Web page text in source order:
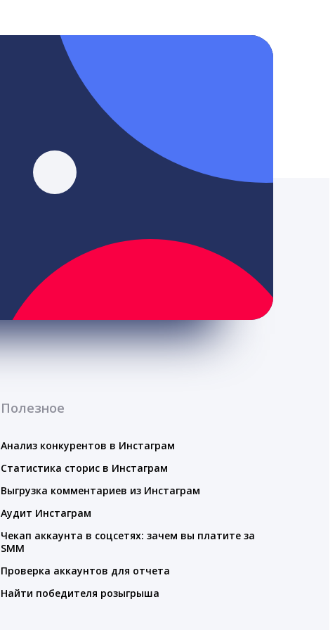
Полезное
Анализ конкурентов в Инстаграм
Статистика сторис в Инстаграм
Выгрузка комментариев из Инстаграм
Аудит Инстаграм
Чекап аккаунта в соцсетях: зачем вы платите за
SMM
Проверка аккаунтов для отчета
Найти победителя розыгрыша